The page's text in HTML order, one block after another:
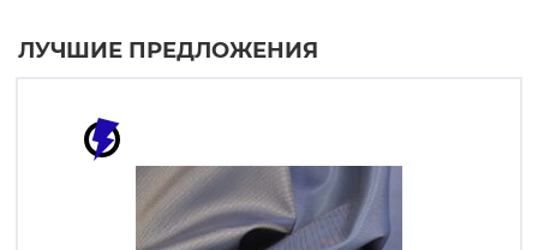
ЛУЧШИЕ ПРЕДЛОЖЕНИЯ